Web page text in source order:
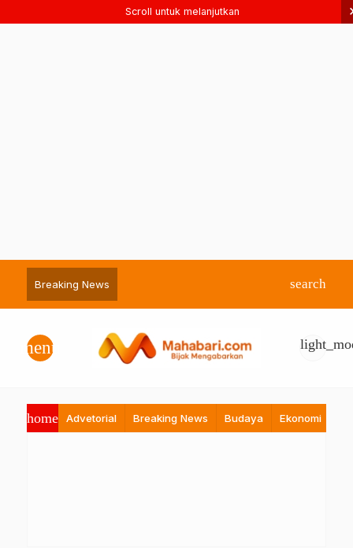
Scroll untuk melanjutkan
Breaking News search
menu
home Advetorial Breaking News Budaya Ekonomi